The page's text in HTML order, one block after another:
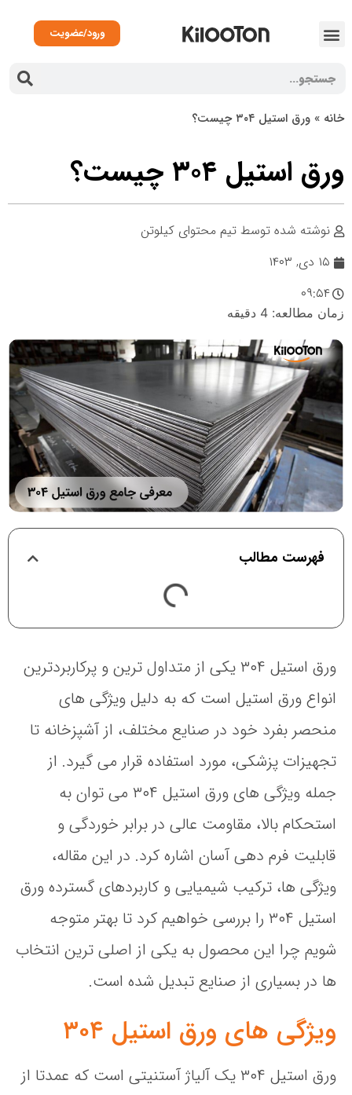
ورود/عضویت
» ورق استیل ۳۰۴ چیست؟
استیل ۳۰۴ چیست؟
نوشته شده توسطتیم محتوای کیلوتن
۱۵ دی, ۱۴۰۳
۰۹:۵۴
مطالعه: 4 دقیقه
فهرست مطالب
ورق استیل ۳۰۴ یکی از متداول‌ ترین و پرکاربردترین
انواع ورق استیل است که به دلیل ویژگی های
منحصر بفرد خود در صنایع مختلف، از آشپزخانه‌ تا
تجهیزات پزشکی، مورد استفاده قرار می‌ گیرد. از
جمله ویژگی های ورق استیل ۳۰۴ می توان به
استحکام بالا، مقاومت عالی در برابر خوردگی و
قابلیت فرم‌ دهی آسان اشاره کرد. در این مقاله،
ویژگی‌ ها، ترکیب شیمیایی و کاربردهای گسترده ورق
استیل ۳۰۴ را بررسی خواهیم کرد تا بهتر متوجه
شویم چرا این محصول به یکی از اصلی‌ ترین انتخاب‌
ها در بسیاری از صنایع تبدیل شده است.
ویژگی‌ های ورق استیل ۳۰۴
ورق استیل ۳۰۴ یک آلیاژ آستنیتی است که عمدتا از